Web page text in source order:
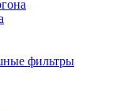
фильтры